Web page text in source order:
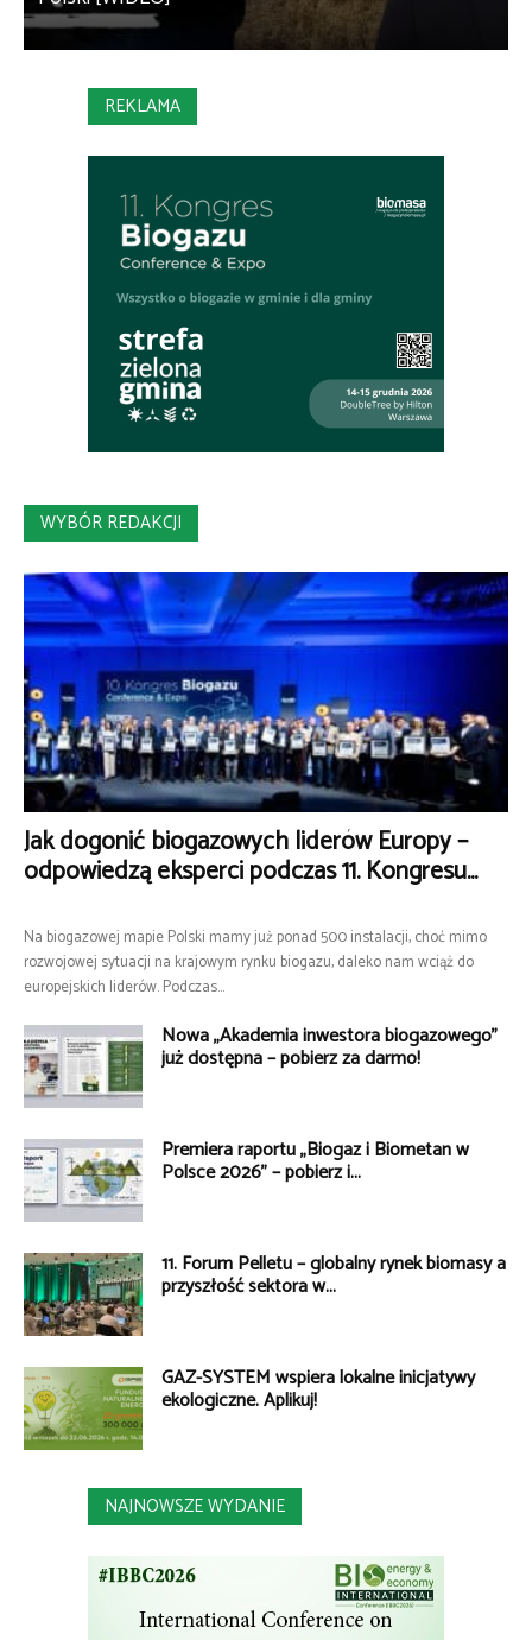
REKLAMA
WYBÓR REDAKCJI
Jak dogonić biogazowych liderów Europy –
odpowiedzą eksperci podczas 11. Kongresu...
Na biogazowej mapie Polski mamy już ponad 500 instalacji, choć mimo
rozwojowej sytuacji na krajowym rynku biogazu, daleko nam wciąż do
europejskich liderów. Podczas...
Nowa „Akademia inwestora biogazowego”
już dostępna – pobierz za darmo!
Premiera raportu „Biogaz i Biometan w
Polsce 2026” – pobierz i...
11. Forum Pelletu – globalny rynek biomasy a
przyszłość sektora w...
GAZ-SYSTEM wspiera lokalne inicjatywy
ekologiczne. Aplikuj!
NAJNOWSZE WYDANIE